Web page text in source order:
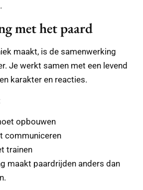
met het paard
maakt, is de samenwerking
Je werkt samen met een levend
karakter en reacties.
opbouwen
communiceren
trainen
maakt paardrijden anders dan